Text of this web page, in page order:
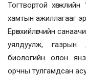
Тогтвортой
хамтын ажиллагааг
Ерөнхийлөгчийн
уялдуулж, газрын
биологийн олон
орчны тулгамдсан